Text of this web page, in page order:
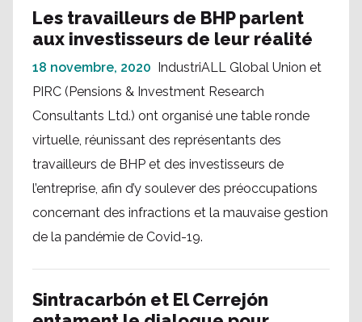
Les travailleurs de BHP parlent
aux investisseurs de leur réalité
18 novembre, 2020 IndustriALL Global Union et
PIRC (Pensions & Investment Research
Consultants Ltd.) ont organisé une table ronde
virtuelle, réunissant des représentants des
travailleurs de BHP et des investisseurs de
l’entreprise, afin d’y soulever des préoccupations
concernant des infractions et la mauvaise gestion
de la pandémie de Covid-19.
Sintracarbón et El Cerrejón